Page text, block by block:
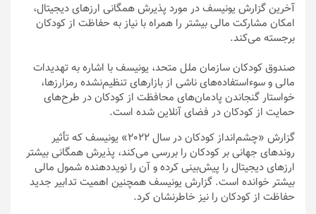
آخرین گزارش یونیسف در مورد پذیرش همگانی ارزهای دیجیتال،
امکان مشارکت مالی بیشتر را همراه با نیاز به حفاظت از کودکان
برجسته می‌کند.
صندوق کودکان سازمان ملل متحد، یونیسف با اشاره به تهدیدات
مالی و سوءاستفاده‌های ناشی از بازارهای تنظیم‌نشده رمزارزها،
خواستار گنجاندن پادمان‌های محافظت از کودکان در طرح‌های
حمایت از کودکان در فضای آنلاین شده است.
گزارش «چشم‌انداز کودکان در سال 2022» یونیسف که تأثیر
روندهای جهانی بر کودکان را بررسی می‌کند، پذیرش همگانی بیشتر
ارزهای دیجیتال را پیش‌بینی کرده و آن را نویددهنده شمول مالی
بیشتر خوانده است. گزارش یونیسف همچنین اهمیت تدابیر جدید
حفاظت از کودکان را نیز خاطرنشان کرد.